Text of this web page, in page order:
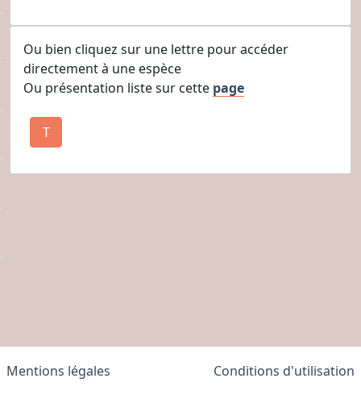
Ou bien cliquez sur une lettre pour accéder
directement à une espèce
Ou présentation liste sur cette page
T
Mentions légales Conditions d'utilisation